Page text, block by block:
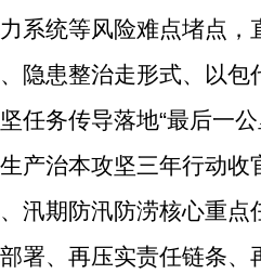
系统等风险难点堵点，
隐患整治走形式、以包
任务传导落地“最后一公
产治本攻坚三年行动收
汛期防汛防涝核心重
署、再压实责任链条